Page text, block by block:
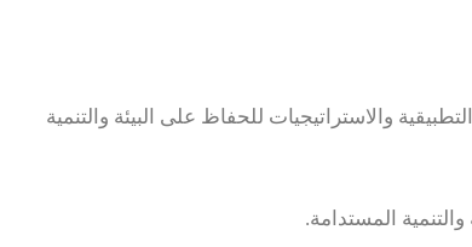
والاستراتيجيات للحفاظ على البيئة والتنمية